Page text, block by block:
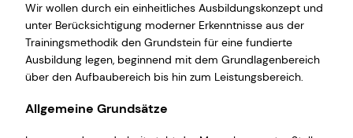
Wir wollen durch ein einheitliches Ausbildungskonzept und
unter Berücksichtigung moderner Erkenntnisse aus der
Trainingsmethodik den Grundstein für eine fundierte
Ausbildung legen, beginnend mit dem Grundlagenbereich
über den Aufbaubereich bis hin zum Leistungsbereich.
Allgemeine Grundsätze